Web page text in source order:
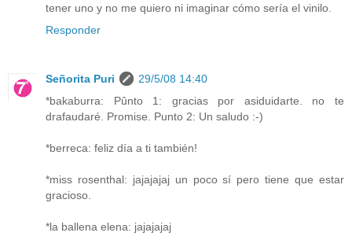
tener uno y no me quiero ni imaginar cómo sería el vinilo.
Responder
Señorita Puri
29/5/08 14:40
*bakaburra: Pûnto 1: gracias por asiduidarte. no te
drafaudaré. Promise. Punto 2: Un saludo :-)
*berreca: feliz día a ti también!
*miss rosenthal: jajajajaj un poco sí pero tiene que estar
gracioso.
*la ballena elena: jajajajaj